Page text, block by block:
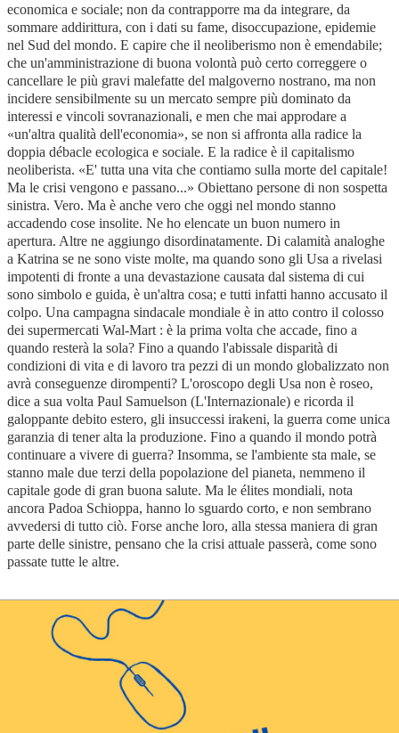
economica e sociale; non da contrapporre ma da integrare, da
sommare addirittura, con i dati su fame, disoccupazione, epidemie
nel Sud del mondo. E capire che il neoliberismo non è emendabile;
che un'amministrazione di buona volontà può certo correggere o
cancellare le più gravi malefatte del malgoverno nostrano, ma non
incidere sensibilmente su un mercato sempre più dominato da
interessi e vincoli sovranazionali, e men che mai approdare a
«un'altra qualità dell'economia», se non si affronta alla radice la
doppia débacle ecologica e sociale. E la radice è il capitalismo
neoliberista. «E' tutta una vita che contiamo sulla morte del capitale!
Ma le crisi vengono e passano...» Obiettano persone di non sospetta
sinistra. Vero. Ma è anche vero che oggi nel mondo stanno
accadendo cose insolite. Ne ho elencate un buon numero in
apertura. Altre ne aggiungo disordinatamente. Di calamità analoghe
a Katrina se ne sono viste molte, ma quando sono gli Usa a rivelasi
impotenti di fronte a una devastazione causata dal sistema di cui
sono simbolo e guida, è un'altra cosa; e tutti infatti hanno accusato il
colpo. Una campagna sindacale mondiale è in atto contro il colosso
dei supermercati Wal-Mart : è la prima volta che accade, fino a
quando resterà la sola? Fino a quando l'abissale disparità di
condizioni di vita e di lavoro tra pezzi di un mondo globalizzato non
avrà conseguenze dirompenti? L'oroscopo degli Usa non è roseo,
dice a sua volta Paul Samuelson (L'Internazionale) e ricorda il
galoppante debito estero, gli insuccessi irakeni, la guerra come unica
garanzia di tener alta la produzione. Fino a quando il mondo potrà
continuare a vivere di guerra? Insomma, se l'ambiente sta male, se
stanno male due terzi della popolazione del pianeta, nemmeno il
capitale gode di gran buona salute. Ma le élites mondiali, nota
ancora Padoa Schioppa, hanno lo sguardo corto, e non sembrano
avvedersi di tutto ciò. Forse anche loro, alla stessa maniera di gran
parte delle sinistre, pensano che la crisi attuale passerà, come sono
passate tutte le altre.